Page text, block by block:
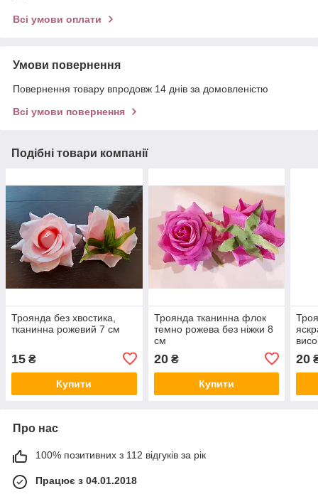
Всі умови оплати
Умови повернення
Повернення товару впродовж 14 днів за домовленістю
Всі умови повернення
Подібні товари компанії
Троянда без хвостика,
тканинна рожевий 7 см
15 ₴
Купити
Троянда тканинна флок
темно рожева без ніжки 8
см
20₴
Купити
20
Про нас
100% позитивних з 112 відгуків за рік
Працює з 04.01.2018